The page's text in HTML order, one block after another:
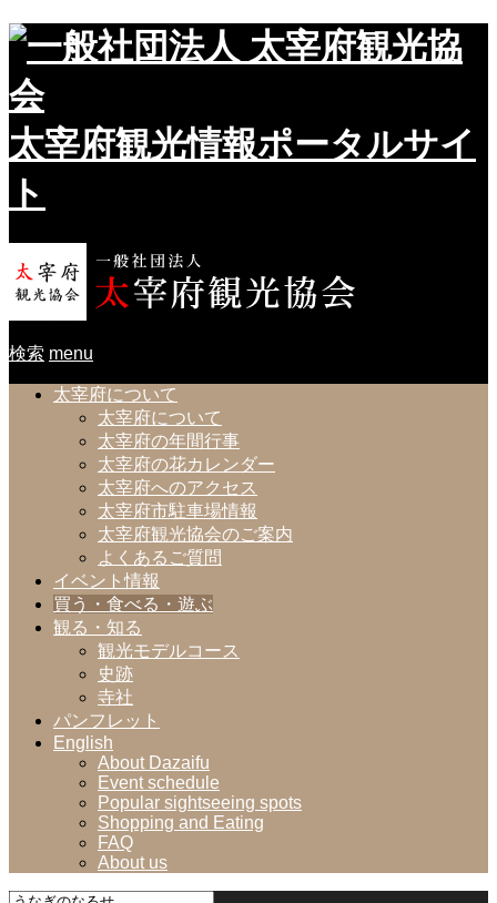
太宰府観光情報ポータルサイ
ト
検索 menu
太宰府について
太宰府について
太宰府の年間行事
太宰府の花カレンダー
太宰府へのアクセス
太宰府市駐車場情報
太宰府観光協会のご案内
よくあるご質問
イベント情報
買う・食べる・遊ぶ
観る・知る
観光モデルコース
史跡
寺社
パンフレット
English
About Dazaifu
Event schedule
Popular sightseeing spots
Shopping and Eating
FAQ
About us